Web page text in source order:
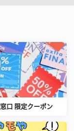
口 限定クーポン